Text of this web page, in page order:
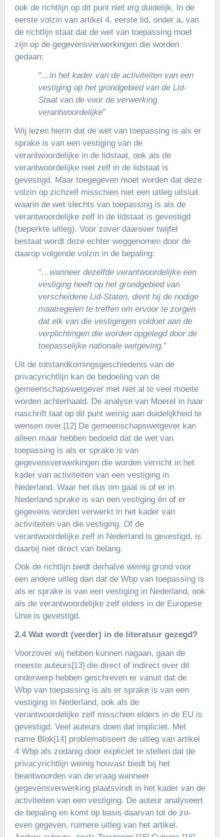
ook de richtlijn op dit punt niet erg duidelijk. In de
eerste volzin van artikel 4, eerste lid, onder a, van
de richtlijn staat dat de wet van toepassing moet
zijn op de gegevensverwerkingen die worden
gedaan:
“…in het kader van de activiteiten van een
vestiging op het grondgebied van de Lid-
Staat van de voor de verwerking
verantwoordelijke”
Wij lezen hierin dat de wet van toepassing is als er
sprake is van een vestiging van de
verantwoordelijke in de lidstaat, ook als de
verantwoordelijke niet zelf in de lidstaat is
gevestigd. Maar toegegeven moet worden dat deze
volzin op zichzelf misschien niet een uitleg uitsluit
waarin de wet slechts van toepassing is als de
verantwoordelijke zelf in de lidstaat is gevestigd
(beperkte uitleg). Voor zover daarover twijfel
bestaat wordt deze echter weggenomen door de
daarop volgende volzin in de bepaling:
“…wanneer dezelfde verantwoordelijke een
vestiging heeft op het grondgebied van
verscheidene Lid-Staten, dient hij de nodige
maatregelen te treffen om ervoor te zorgen
dat elk van die vestigingen voldoet aan de
verplichtingen die worden opgelegd door de
toepasselijke nationale wetgeving.”
Uit de totstandkomingsgeschiedenis van de
privacyrichtlijn kan de bedoeling van de
gemeenschapswetgever met niet al te veel moeite
worden achterhaald. De analyse van Moerel in haar
naschrift laat op dit punt weinig aan duidelijkheid te
wensen over.[12]De gemeenschapswetgever kan
alleen maar hebben bedoeld dat de wet van
toepassing is als er sprake is van
gegevensverwerkingen die worden verricht in het
kader van activiteiten van een vestiging in
Nederland. Waar het dus om gaat is of er in
Nederland sprake is van een vestiging én of er
gegevens worden verwerkt in het kader van
activiteiten van die vestiging. Of de
verantwoordelijke zelf in Nederland is gevestigd, is
daarbij niet direct van belang.
Ook de richtlijn biedt derhalve weinig grond voor
een andere uitleg dan dat de Wbp van toepassing is
als er sprake is van een vestiging in Nederland, ook
als de verantwoordelijke zelf elders in de Europese
Unie is gevestigd.
2.4 Wat wordt (verder) in de literatuur gezegd?
Voorzover wij hebben kunnen nagaan, gaan de
meeste auteurs[13]die direct of indirect over dit
onderwerp hebben geschreven er vanuit dat de
Wbp van toepassing is als er sprake is van een
vestiging in Nederland, ook als de
verantwoordelijke zelf misschien elders in de EU is
gevestigd. Veel auteurs doen dat impliciet. Met
name Blok[14]problematiseert de uitleg van artikel
4 Wbp als zodanig door expliciet te stellen dat de
privacyrichtlijn weinig houvast biedt bij het
beantwoorden van de vraag wanneer
gegevensverwerking plaatsvindt in het kader van de
activiteiten van een vestiging. De auteur analyseert
de bepaling en komt op basis daarvan tot de zo-
even gegeven, ruimere uitleg van het artikel.